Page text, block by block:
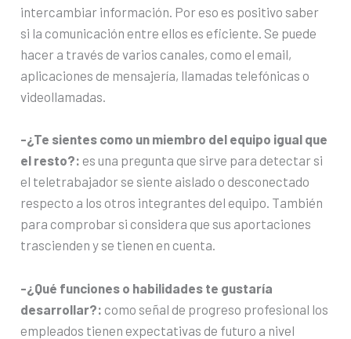
intercambiar información. Por eso es positivo saber
si la comunicación entre ellos es eficiente. Se puede
hacer a través de varios canales, como el email,
aplicaciones de mensajería, llamadas telefónicas o
videollamadas.
-¿Te sientes como un miembro del equipo igual que
el resto?: es una pregunta que sirve para detectar si
el teletrabajador se siente aislado o desconectado
respecto a los otros integrantes del equipo. También
para comprobar si considera que sus aportaciones
trascienden y se tienen en cuenta.
-¿Qué funciones o habilidades te gustaría
desarrollar?: como señal de progreso profesional los
empleados tienen expectativas de futuro a nivel